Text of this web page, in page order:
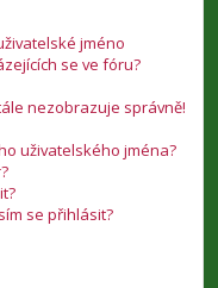
jméno
se ve fóru?
nezobrazuje správně!
uživatelského jména?
se přihlásit?